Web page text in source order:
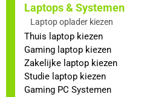
Laptops & Systemen
Laptop oplader kiezen
Thuis laptop kiezen
Gaming laptop kiezen
Zakelijke laptop kiezen
Studie laptop kiezen
Gaming PC Systemen